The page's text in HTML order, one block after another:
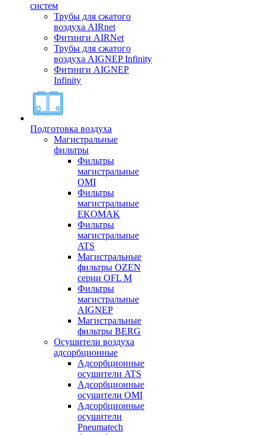
систем
Трубы для сжатого
воздуха AIRnet
Фитинги AIRNet
Трубы для сжатого
воздуха AIGNEP Infinity
Фитинги AIGNEP
Infinity
Подготовка воздуха
Магистральные
фильтры
Фильтры
магистральные
OMI
Фильтры
магистральные
EKOMAK
Фильтры
магистральные
ATS
Магистральные
фильтры OZEN
серии OFL M
Фильтры
магистральные
AIGNEP
Магистральные
фильтры BERG
Осушители воздуха
адсорбционные
Адсорбционные
осушители ATS
Адсорбционные
осушители OMI
Адсорбционные
осушители
Pneumatech